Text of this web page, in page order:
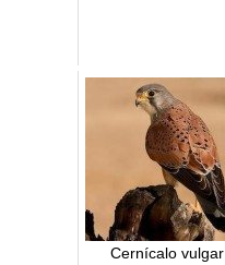
Cernícalo vulgar